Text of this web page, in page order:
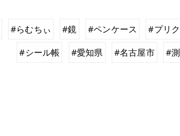
#らむちぃ #鏡 #ペンケース #プリ
#シール帳
#愛知県 #名古屋市 #